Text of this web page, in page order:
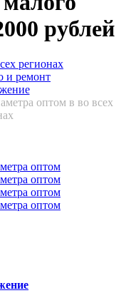
рублей
регионах
и ремонт
оптом в во всех